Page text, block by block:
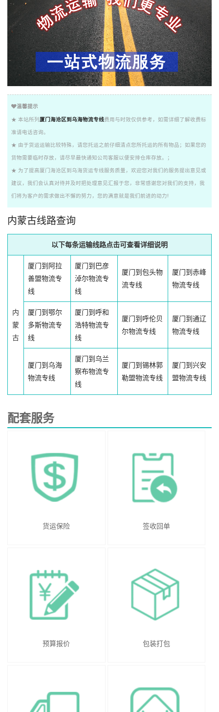
温馨提示
★ 本站所列 厦门海沧区到乌海物流专线费用与时效仅供参考，如需详细了解收费标
准请电话咨询。
★ 由于货运运输比较特殊，请您托运之前仔细清点您所托运的所有物品；如果您的
货物需要临时存放，请尽早最快通知公司客服以便安排仓库存放。；
★ 为了提高厦门海沧区到乌海货运专线服务质量，欢迎您对我们的服务提出意见或
建议，我们会认真对待并及时把处理意见汇报于您，非常感谢您对我们的支持，我
们将为客户的需求做出不懈的努力，您的满意就是我们前进的动力!
内蒙古线路查询
以下每条运输线路点击可查看详细说明
内
蒙
古
厦门到阿拉
善盟物流专
线
厦门到巴彦
淖尔物流专
线
厦门到包头物
流专线
厦门到赤峰
物流专线
厦门到鄂尔
多斯物流专
线
厦门到呼和
浩特物流专
线
厦门到呼伦贝
尔物流专线
厦门到通辽
物流专线
厦门到乌海
物流专线
厦门到乌兰
察布物流专
线
厦门到锡林郭
勒盟物流专线
厦门到兴安
盟物流专线
配套服务
货运保险 签收回单
预算报价 包装打包